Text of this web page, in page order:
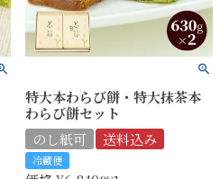
特大本わらび餅・特大抹茶本
わらび餅セット
のし紙可
送料込み
冷蔵便